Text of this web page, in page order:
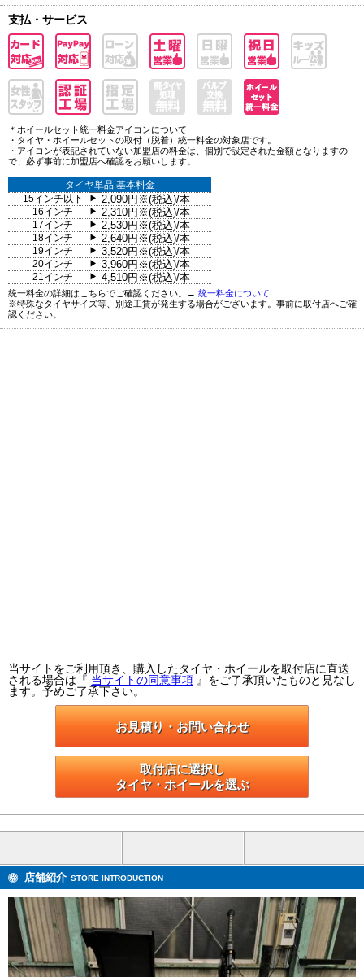
支払・サービス
＊ホイールセット統一料金アイコンについて
・タイヤ・ホイールセットの取付（脱着）統一料金の対象店です。
・アイコンが表記されていない加盟店の料金は、個別で設定された金額となりますの
で、必ず事前に加盟店へ確認をお願いします。
タイヤ単品 基本料金
15インチ以下
▶ 2,090円※(税込)/本
16インチ ▶ 2,310円※(税込)/本
17インチ ▶ 2,530円※(税込)/本
18インチ ▶ 2,640円※(税込)/本
19インチ ▶ 3,520円※(税込)/本
20インチ ▶ 3,960円※(税込)/本
21インチ ▶ 4,510円※(税込)/本
統一料金の詳細はこちらでご確認ください。→ 統一料金について
※特殊なタイヤサイズ等、別途工賃が発生する場合がございます。事前に取付店へご確
認ください。
当サイトをご利用頂き、購入したタイヤ・ホイールを取付店に直送
される場合は『 当サイトの同意事項 』をご了承頂いたものと見なし
ます。予めご了承下さい。
お見積り・お問い合わせ
取付店に選択し
タイヤ・ホイールを選ぶ
店舗紹介 STORE INTRODUCTION